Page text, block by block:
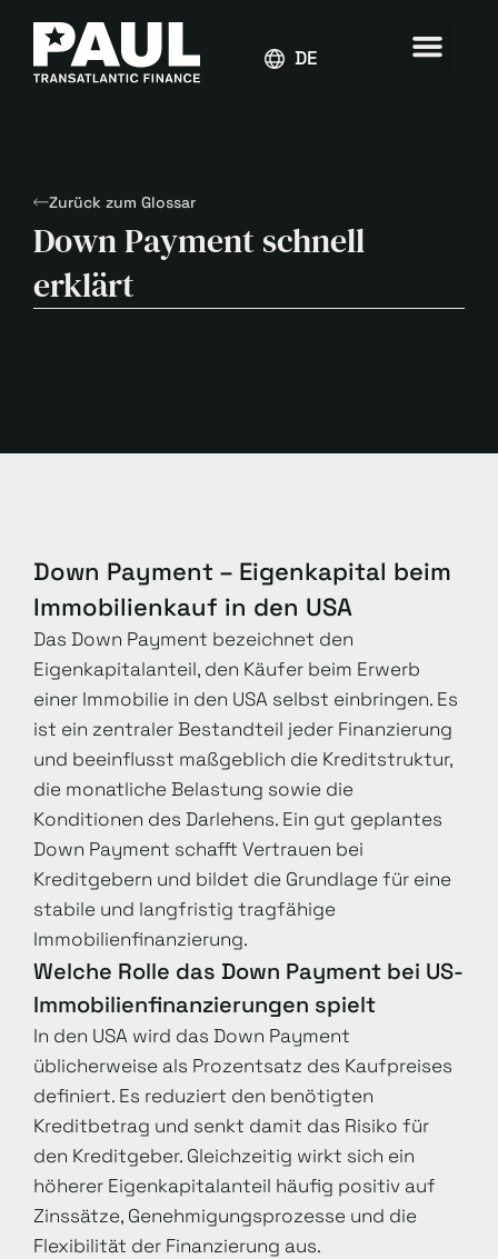
DEUTSCH
Zurück zum Glossar
Down Payment schnell
erklärt
Down Payment – Eigenkapital beim
Immobilienkauf in den USA
Das Down Payment bezeichnet den
Eigenkapitalanteil, den Käufer beim Erwerb
einer Immobilie in den USA selbst einbringen. Es
ist ein zentraler Bestandteil jeder Finanzierung
und beeinflusst maßgeblich die Kreditstruktur,
die monatliche Belastung sowie die
Konditionen des Darlehens. Ein gut geplantes
Down Payment schafft Vertrauen bei
Kreditgebern und bildet die Grundlage für eine
stabile und langfristig tragfähige
Immobilienfinanzierung.
Welche Rolle das Down Payment bei US-
Immobilienfinanzierungen spielt
In den USA wird das Down Payment
üblicherweise als Prozentsatz des Kaufpreises
definiert. Es reduziert den benötigten
Kreditbetrag und senkt damit das Risiko für
den Kreditgeber. Gleichzeitig wirkt sich ein
höherer Eigenkapitalanteil häufig positiv auf
Zinssätze, Genehmigungsprozesse und die
Flexibilität der Finanzierung aus.